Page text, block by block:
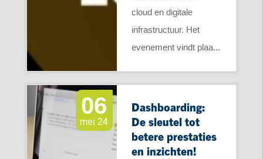
cloud en digitale
infrastructuur. Het
evenement vindt plaa...
06
mei 24
Dashboarding:
De sleutel tot
betere prestaties
en inzichten!